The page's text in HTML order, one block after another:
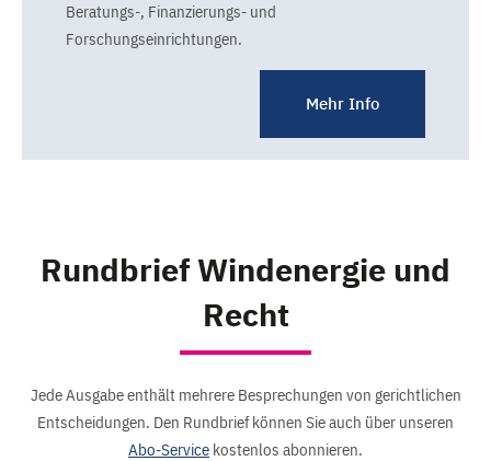
Beratungs-, Finanzierungs- und
Forschungseinrichtungen.
Mehr Info
Rundbrief Windenergie und
Recht
Jede Ausgabe enthält mehrere Besprechungen von gerichtlichen
Entscheidungen. Den Rundbrief können Sie auch über unseren
Abo-Service kostenlos abonnieren.